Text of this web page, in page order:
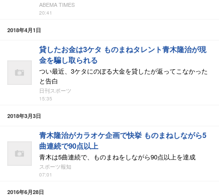
ABEMA TIMES
20:41
2018年4月1日
貸したお金は3ケタ ものまねタレント青木隆治が現
金を騙し取られる
つい最近、3ケタにのぼる大金を貸したが返ってこなかった
と告白
日刊スポーツ
15:35
2018年3月3日
青木隆治がカラオケ企画で快挙 ものまねしながら5
曲連続で90点以上
青木は5曲連続で、ものまねをしながら90点以上を達成
スポーツ報知
07:01
2016年6月28日